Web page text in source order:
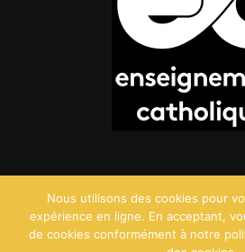
Nous utilisons des cookies pour
expérience en ligne. En acceptant,
de cookies conformément à notre